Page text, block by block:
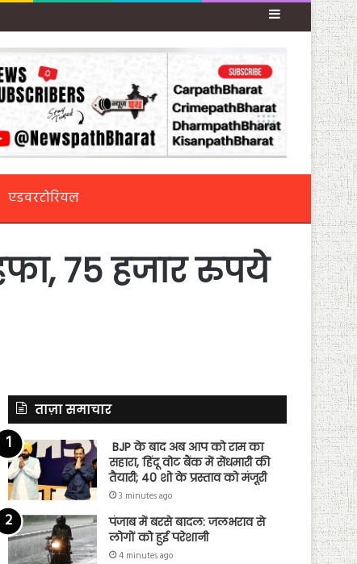
Sidebar
एडवरटोरियल
75 हजार रुपये
ताज़ा समाचार
BJP के बाद अब आप को राम का
सहारा, हिंदू वोट बैंक में सेंधमारी की
तैयारी; 40 शो के प्रस्ताव को मंजूरी
3 minutes ago
पंजाब में बरसे बादल: जलभराव से
लोगों को हुई परेशानी
4 minutes ago